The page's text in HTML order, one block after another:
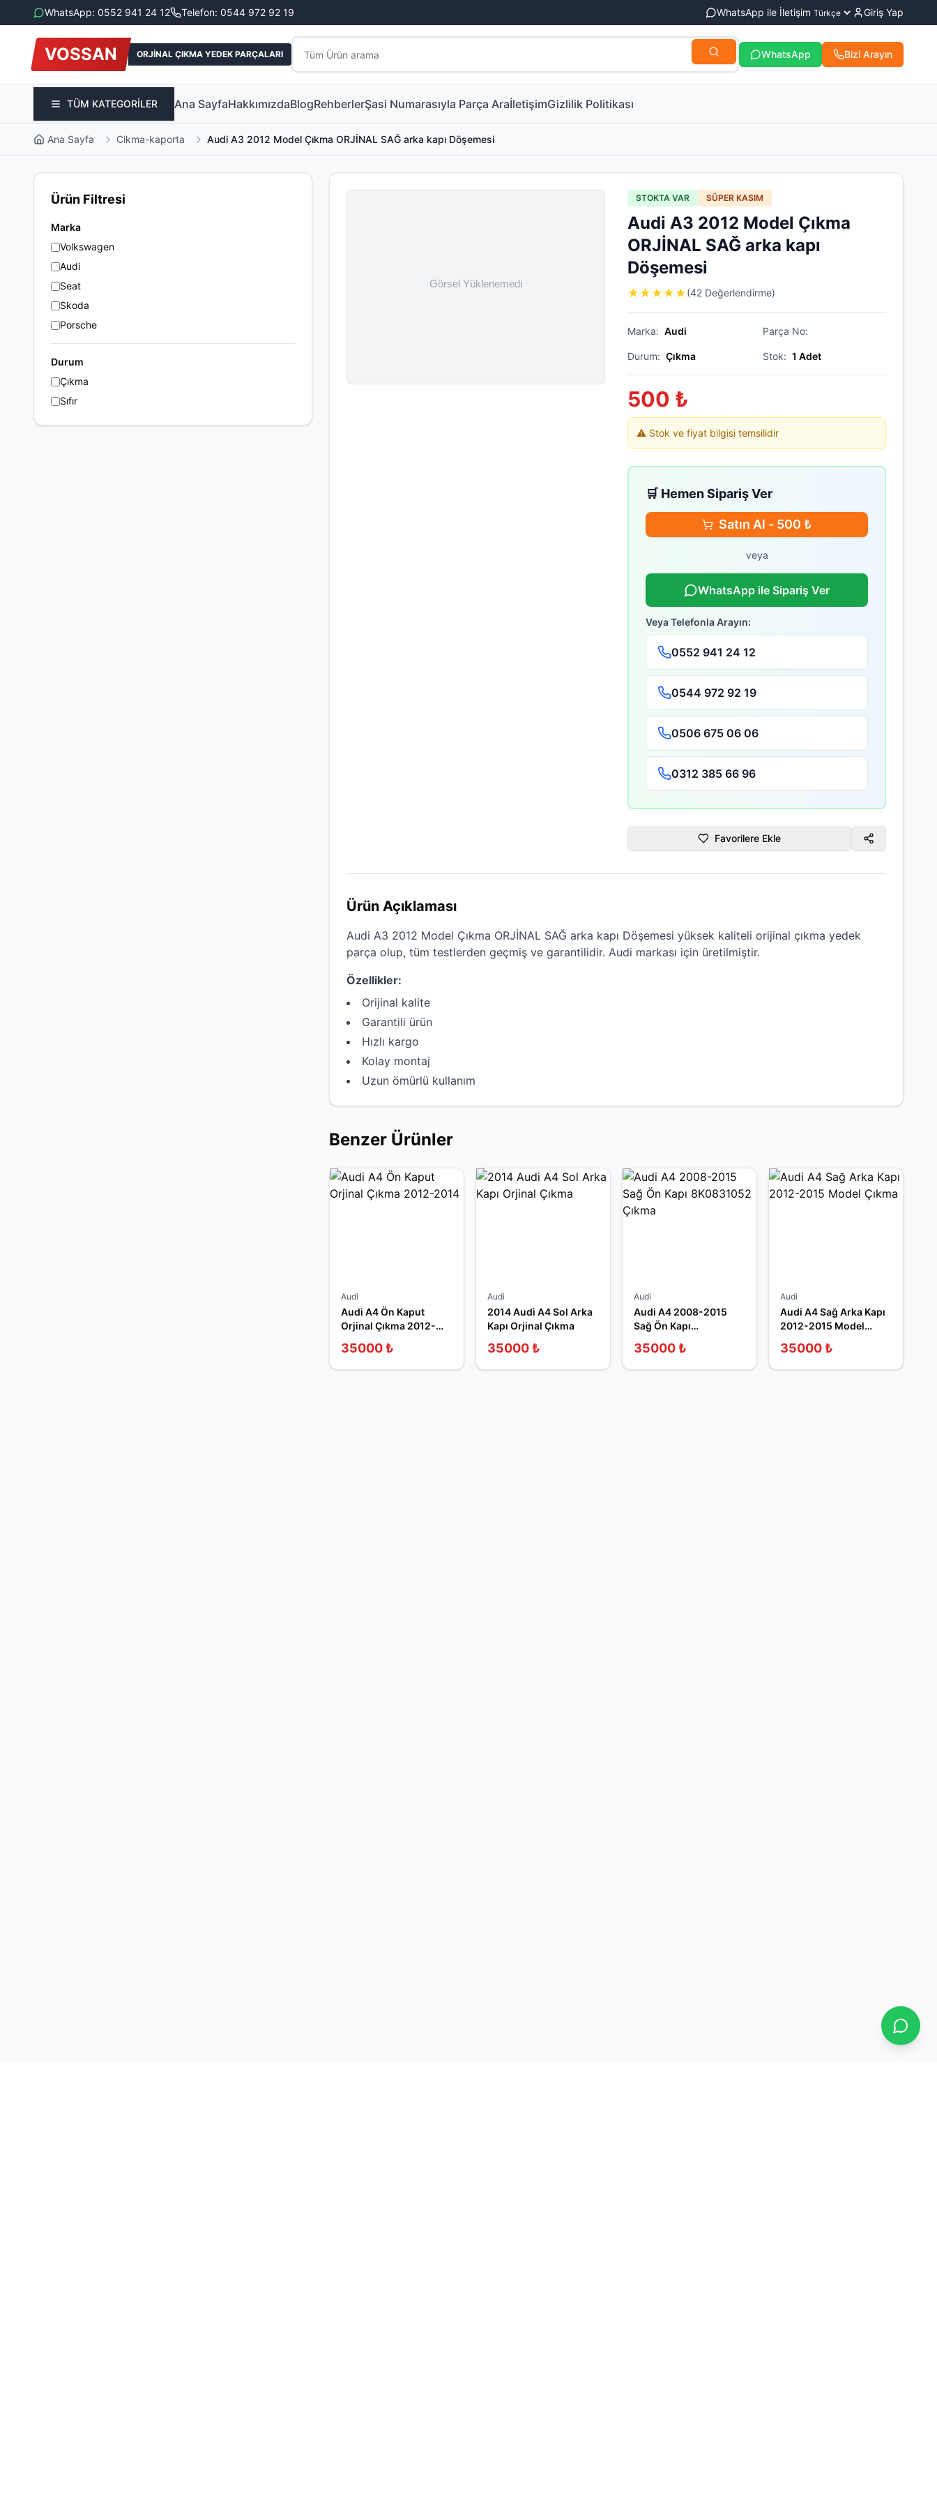
WhatsApp: 0552 941 24 12 Telefon: 0544 972 92 19 WhatsApp ile İletişim Giriş Yap
VOSSAN ORJİNAL ÇIKMA YEDEK PARÇALARI WhatsApp Bizi Arayın
TÜM KATEGORİLER Ana SayfaHakkımızdaBlogRehberlerŞasi Numarasıyla Parça AraİletişimGizlilik Politikası
Ana Sayfa Cikma-kaporta Audi A3 2012 Model Çıkma ORJİNAL SAĞ arka kapı Döşemesi
Ürün Filtresi
Marka
Volkswagen
Audi
Seat
Skoda
Porsche
Durum
Çıkma
Sıfır
STOKTA VAR SÜPER KASIM
Audi A3 2012 Model Çıkma
ORJİNAL SAĞ arka kapı
Döşemesi
★ ★ ★ ★ ★(42 Değerlendirme)
Marka: Audi Parça No:
Durum: Çıkma Stok: 1 Adet
500 ₺
⚠️ Stok ve fiyat bilgisi temsilidir
🛒 Hemen Sipariş Ver
Satın Al - 500 ₺
veya
WhatsApp ile Sipariş Ver
Veya Telefonla Arayın:
0552 941 24 12
0544 972 92 19
0506 675 06 06
0312 385 66 96
Favorilere Ekle
Ürün Açıklaması
Audi A3 2012 Model Çıkma ORJİNAL SAĞ arka kapı Döşemesi yüksek kaliteli orijinal çıkma yedek
parça olup, tüm testlerden geçmiş ve garantilidir. Audi markası için üretilmiştir.
Özellikler:
Orijinal kalite
Garantili ürün
Hızlı kargo
Kolay montaj
Uzun ömürlü kullanım
Benzer Ürünler
Audi
Audi A4 Ön Kaput
Orjinal Çıkma 2012-
35000 ₺
Audi
2014 Audi A4 Sol Arka
Kapı Orjinal Çıkma
35000 ₺
Audi
Audi A4 2008-2015
Sağ Ön Kapı
35000 ₺
Audi
Audi A4 Sağ Arka Kapı
2012-2015 Model
35000 ₺